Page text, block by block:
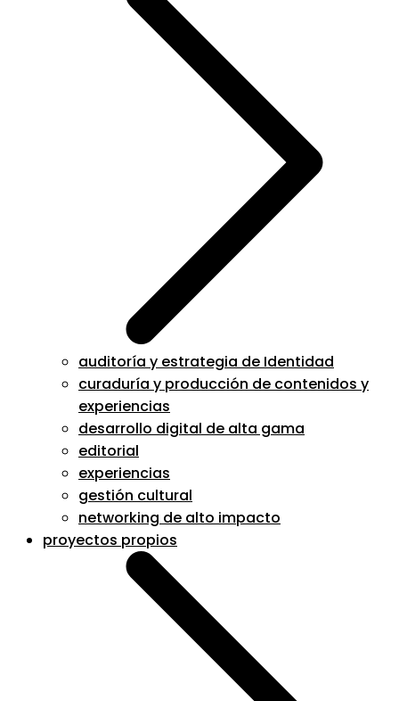
auditoría y estrategia de Identidad
curaduría y producción de contenidos y
experiencias
desarrollo digital de alta gama
editorial
experiencias
gestión cultural
networking de alto impacto
proyectos propios